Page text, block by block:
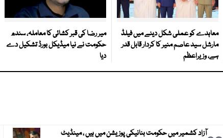
معاہدے کو عملی شکل دینے میں فیلڈ
مارشل سید عاصم منیر کا کردار قابل قدر
ہے، وزیراعظم
میر رضا کی قبر کشائی کا معاملہ، سندھ
حکومت نے نیا میڈیکل بورڈ تشکیل دے
دیا
آزاد کشمیر میں حکومت بنانیکی پوزیشن میں ہیں ، مینڈیٹ